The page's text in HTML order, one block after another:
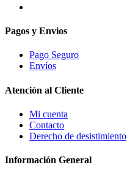
Pagos y Envios
Pago Seguro
Envíos
Atención al Cliente
Mi cuenta
Contacto
Derecho de desistimiento
Información General